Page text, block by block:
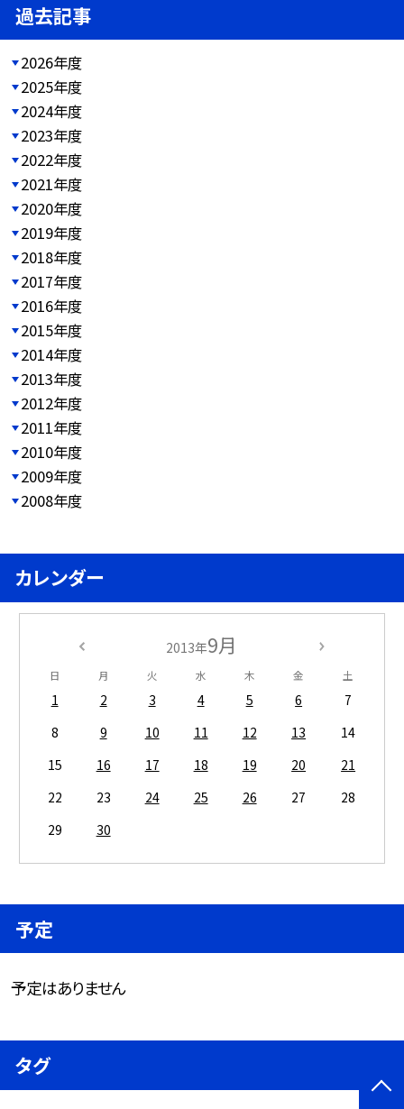
過去記事
2026年度
2025年度
2024年度
2023年度
2022年度
2021年度
2020年度
2019年度
2018年度
2017年度
2016年度
2015年度
2014年度
2013年度
2012年度
2011年度
2010年度
2009年度
2008年度
カレンダー
2013年9月
日 月 火 水 木 金 土
1 2 3 4 5 6
7
8
9 10 11 12 13
14
15
16 17 18 19 20
21
22
23 24 25 26 27
28
29
30
予定
予定はありません
タグ